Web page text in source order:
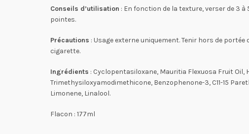
Conseils d’utilisation : En fonction de la texture, verser de 3
pointes.
Précautions : Usage externe uniquement. Tenir hors de
cigarette.
Ingrédients : Cyclopentasiloxane, Mauritia Flexuosa Fruit
Trimethysiloxyamodimethicone, Benzophenone-3, C11-15
Limonene, Linalool.
Flacon : 177ml